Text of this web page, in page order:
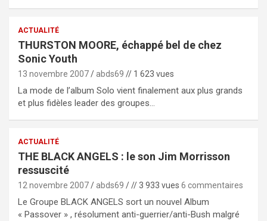
ACTUALITÉ
THURSTON MOORE, échappé bel de chez
Sonic Youth
13 novembre 2007 abds69 // 1 623 vues
La mode de l’album Solo vient finalement aux plus grands
et plus fidèles leader des groupes…
ACTUALITÉ
THE BLACK ANGELS : le son Jim Morrisson
ressuscité
12 novembre 2007 abds69 // 3 933 vues 6 commentaires
Le Groupe BLACK ANGELS sort un nouvel Album
« Passover » , résolument anti-guerrier/anti-Bush malgré